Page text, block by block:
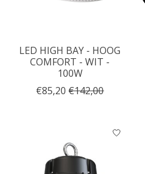
LED HIGH BAY - HOOG
COMFORT - WIT -
100W
€85,20 €142,00